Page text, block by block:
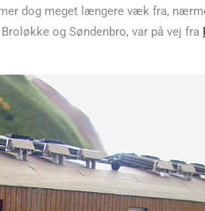
dog meget længere væk fra,
og Søndenbro, var på vej fra